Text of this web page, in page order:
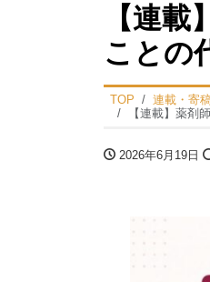
【連
ことの
TOP
連載・寄
【連載】薬剤
2026年6月19日